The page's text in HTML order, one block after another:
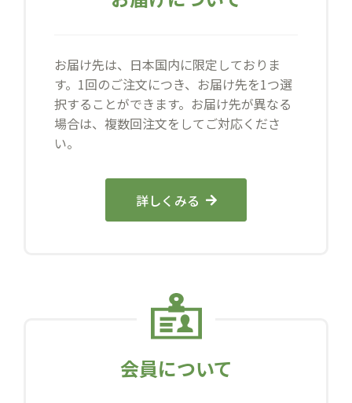
お届け先は、日本国内に限定しておりま
す。1回のご注文につき、お届け先を1つ選
択することができます。お届け先が異なる
場合は、複数回注文をしてご対応くださ
い。
詳しくみる
会員について